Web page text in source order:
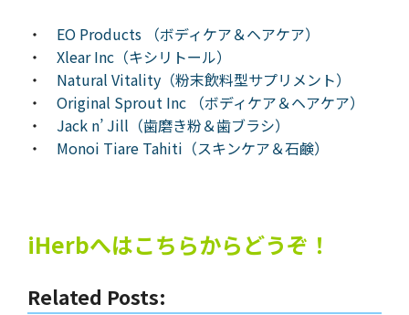
・ EO Products （ボディケア＆ヘアケア）
・ Xlear Inc（キシリトール）
・ Natural Vitality（粉末飲料型サプリメント）
・ Original Sprout Inc （ボディケア＆ヘアケア）
・ Jack n’ Jill（歯磨き粉＆歯ブラシ）
・ Monoi Tiare Tahiti（スキンケア＆石鹸）
iHerbへはこちらからどうぞ！
Related Posts: